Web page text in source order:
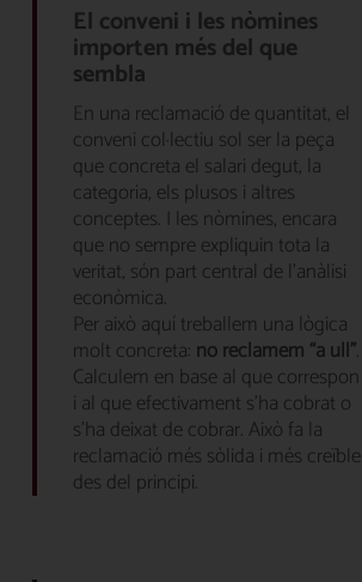
El conveni i les nòmines
importen més del que
sembla
En una reclamació de quantitat, el
conveni col·lectiu sol ser la peça
que concreta el salari degut, la
categoria, els plusos i altres
conceptes. I les nòmines, encara
que no sempre expliquin tota la
veritat, són part central de l’anàlisi
econòmica.
Per això aquí treballem una lògica
molt concreta: no reclamem “a ull”.
Calculem en base al que correspon
i al que efectivament s’ha cobrat o
s’ha deixat de cobrar. Això fa la
reclamació més sòlida i més creïble
des del principi.